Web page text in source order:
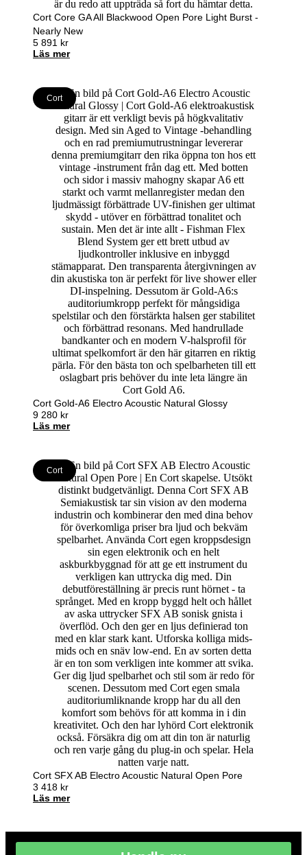
Cort Core GA All Blackwood Open Pore Light Burst -
Nearly New
5 891 kr
Läs mer
Cort
Cort Gold-A6 Electro Acoustic Natural Glossy
9 280 kr
Läs mer
Cort
Cort SFX AB Electro Acoustic Natural Open Pore
3 418 kr
Läs mer